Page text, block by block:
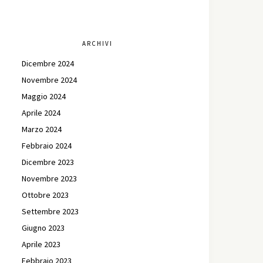
ARCHIVI
Dicembre 2024
Novembre 2024
Maggio 2024
Aprile 2024
Marzo 2024
Febbraio 2024
Dicembre 2023
Novembre 2023
Ottobre 2023
Settembre 2023
Giugno 2023
Aprile 2023
Febbraio 2023